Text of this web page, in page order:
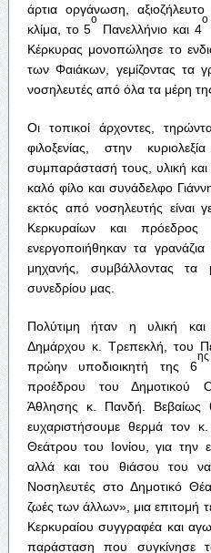
άρτια οργάνωση,
κλίμα, το 5
ο
Πανελλήνιο και 4
ο
Κέρκυρας μονοπώλησε το
των Φαιάκων, γεμίζοντας τα
νοσηλευτές από όλα τα μέρη
Οι τοπικοί άρχοντες,
φιλοξενίας, στην
συμπαράστασή τους, υλική
καλό φίλο και συνάδελφο
εκτός από νοσηλευτής είναι
Κερκυραίων και
ενεργοποιήθηκαν τα γρανάζια
μηχανής, συμβάλλοντας τα
συνεδρίου μας.
Πολύτιμη ήταν η υλική
Δημάρχου κ. Τρεπεκλή, του
πρώην υποδιοικητή της 6
ης
προέδρου του Δημοτικού
Άθλησης κ. Πανδή. Βεβαίως
ευχαριστήσουμε θερμά τον
Θεάτρου του Ιονίου, για την
αλλά και του θιάσου του
Νοσηλευτές στο Δημοτικό
ζωές των άλλων», μια
Κερκυραίου συγγραφέα και
παράσταση που συγκίνησε